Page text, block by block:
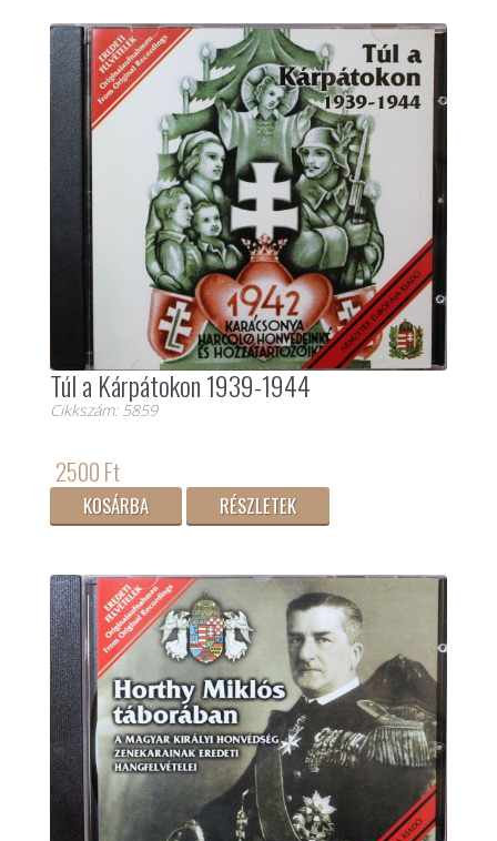
Túl a Kárpátokon 1939-1944
Cikkszám: 5859
2500 Ft
KOSÁRBA RÉSZLETEK